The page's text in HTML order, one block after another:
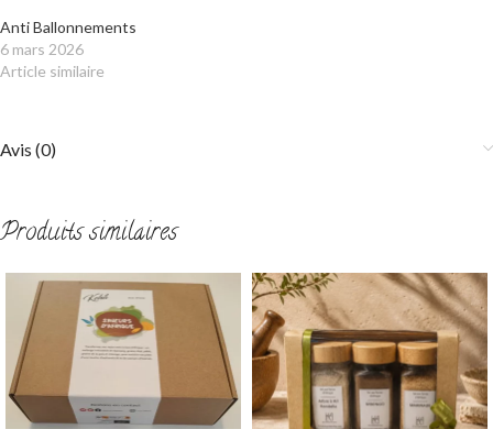
Anti Ballonnements
6 mars 2026
Article similaire
Avis (0)
Produits similaires